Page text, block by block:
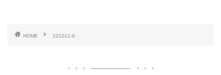
HOME 221011-0